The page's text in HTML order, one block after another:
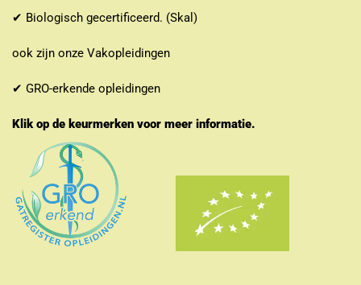
✔ Biologisch gecertificeerd. (Skal)
ook zijn onze Vakopleidingen
✔ GRO-erkende opleidingen
Klik op de keurmerken voor meer informatie.